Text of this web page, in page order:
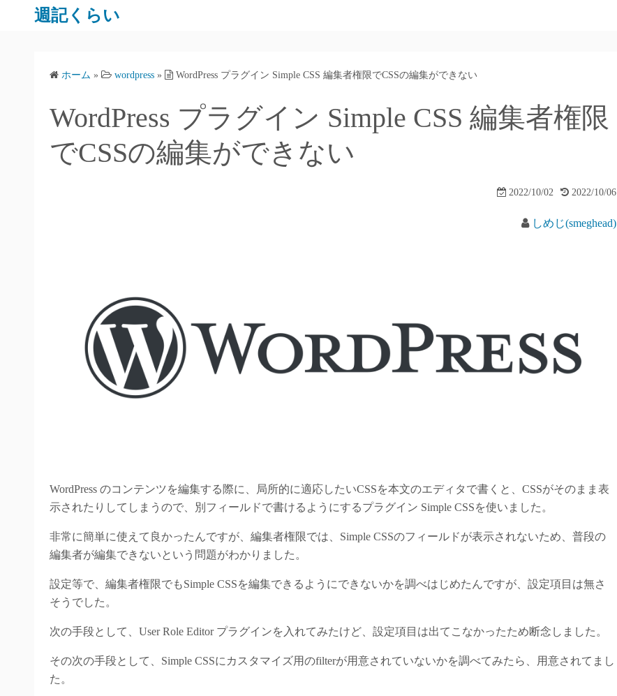
週記くらい
ホーム » wordpress » WordPress プラグイン Simple CSS 編集者権限でCSSの編集ができない
WordPress プラグイン Simple CSS 編集者権限
でCSSの編集ができない
2022/10/02 2022/10/06
しめじ(smeghead)
WordPress のコンテンツを編集する際に、局所的に適応したいCSSを本文のエディタで書くと、CSSがそのまま表
示されたりしてしまうので、別フィールドで書けるようにするプラグイン Simple CSSを使いました。
非常に簡単に使えて良かったんですが、編集者権限では、Simple CSSのフィールドが表示されないため、普段の
編集者が編集できないという問題がわかりました。
設定等で、編集者権限でもSimple CSSを編集できるようにできないかを調べはじめたんですが、設定項目は無さ
そうでした。
次の手段として、User Role Editor プラグインを入れてみたけど、設定項目は出てこなかったため断念しました。
その次の手段として、Simple CSSにカスタマイズ用のfilterが用意されていないかを調べてみたら、用意されてまし
た。